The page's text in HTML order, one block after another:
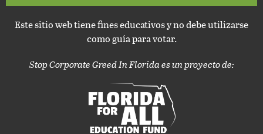
Este sitio web tiene fines educativos y no debe utilizarse
como guía para votar.
Stop Corporate Greed In Florida es un proyecto de: